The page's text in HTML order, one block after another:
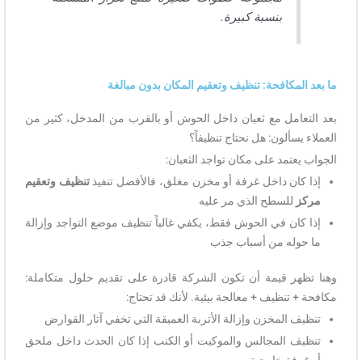
بنسبة كبيرة.
ما بعد المكافحة: تنظيف وتعقيم المكان بدون مبالغة
بعد التعامل مع ثعبان داخل الحوش أو بالقرب من المدخل، كثير من
العملاء يسألون: هل نحتاج تنظيفاً؟
الجواب يعتمد على مكان تواجد الثعبان:
إذا كان داخل غرفة أو مخزن مغلق، فالأفضل تنفيذتنظيف وتعقيم
مركزللسطح الذي مر عليه
إذا كان في الحوش فقط، يكفي غالباً تنظيف موضع التواجد وإزالة
ما حوله من أسباب جذب
وهنا تظهر قيمة أن تكون الشركة قادرة على تقديم حلول متكاملة:
مكافحة + تنظيف + معالجة بيئية. لأنك قد تحتاج:
تنظيف المخزن وإزالة الأتربة العميقة التي تخفي آثار القوارض
تنظيف المجالس والموكيت أو الكنب إذا كان الحدث داخل ملحق